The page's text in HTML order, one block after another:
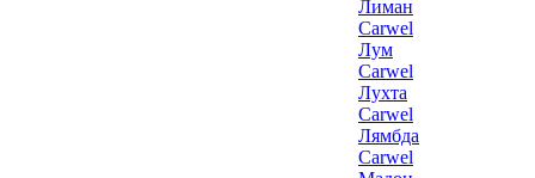
Лиман
Carwel
Лум
Carwel
Лухта
Carwel
Лямбда
Carwel